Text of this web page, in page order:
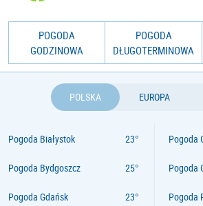
POGODA
GODZINOWA
POGODA
DŁUGOTERMINOWA
POLSKA EUROPA
Pogoda Białystok
Pogoda Bydgoszcz
Pogoda Gdańsk
Pogoda
Pogoda
Pogoda